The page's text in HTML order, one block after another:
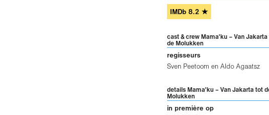
IMDb 8.2 ★
cast & crew Mama'ku – Van Jakarta
de Molukken
regisseurs
Sven Peetoom en Aldo Agaatsz
details Mama'ku – Van Jakarta tot
Molukken
in première op